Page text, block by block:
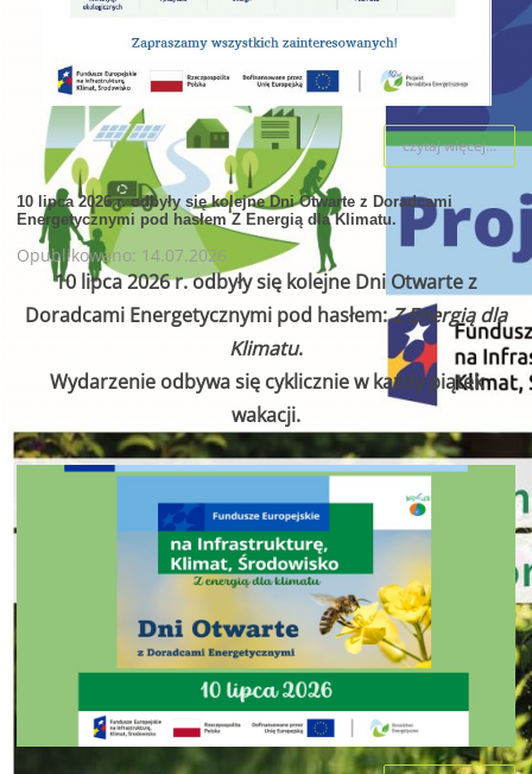
czytaj więcej...
10 lipca 2026 r. odbyły się kolejne Dni Otwarte z Doradcami
Energetycznymi pod hasłem Z Energią dla Klimatu.
Opublikowano: 14.07.2026
10 lipca 2026 r. odbyły się kolejne Dni Otwarte z
Doradcami Energetycznymi pod hasłem:Z Energią dla
Klimatu.
Wydarzenie odbywa się cyklicznie w każdy piątek
wakacji.